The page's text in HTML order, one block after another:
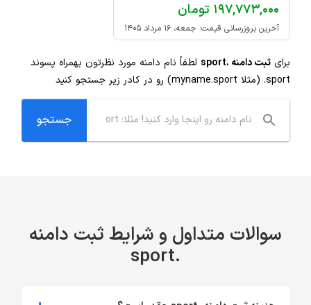
۱۹۷,۷۷۳,۰۰۰ تومان
آخرین بروزرسانی قیمت: جمعه، ۱۶ مرداد ۱۴۰۵
برای ثبت دامنه .sport
لطفاً نام دامنه مورد نظرتون بهمراه پسوند
.sport (مثلا myname.sport) رو در کادر زیر جستجو کنید
سوالات متداول و شرایط ثبت دامنه
.sport